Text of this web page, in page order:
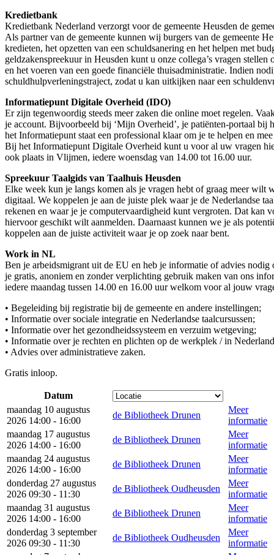
Kredietbank
Kredietbank Nederland verzorgt voor de gemeente Heusden de
Als partner van de gemeente kunnen wij burgers van de gemeente
kredieten, het opzetten van een schuldsanering en het helpen met
geldzakenspreekuur in Heusden kunt u onze collega’s vragen stellen
en het voeren van een goede financiële thuisadministratie. Indien
schuldhulpverleningstraject, zodat u kan uitkijken naar een
Informatiepunt Digitale Overheid (IDO)
Er zijn tegenwoordig steeds meer zaken die online moet regelen.
je account. Bijvoorbeeld bij ‘Mijn Overheid’, je patiënten-portaal bij
het Informatiepunt staat een professional klaar om je te helpen en
Bij het Informatiepunt Digitale Overheid kunt u voor al uw vragen
ook plaats in Vlijmen, iedere woensdag van 14.00 tot 16.00 uur.
Spreekuur Taalgids van Taalhuis Heusden
Elke week kun je langs komen als je vragen hebt of graag meer wilt
digitaal. We koppelen je aan de juiste plek waar je de Nederlandse
rekenen en waar je je computervaardigheid kunt vergroten. Dat kan
hiervoor geschikt wilt aanmelden. Daarnaast kunnen we je als
koppelen aan de juiste activiteit waar je op zoek naar bent.
Work in NL
Ben je arbeidsmigrant uit de EU en heb je informatie of advies
je gratis, anoniem en zonder verplichting gebruik maken van ons
iedere maandag tussen 14.00 en 16.00 uur welkom voor al jouw
• Begeleiding bij registratie bij de gemeente en andere instellingen;
• Informatie over sociale integratie en Nederlandse taalcursussen;
• Informatie over het gezondheidssysteem en verzuim wetgeving;
• Informatie over je rechten en plichten op de werkplek / in
• Advies over administratieve zaken.
Gratis inloop.
Datum
maandag 10 augustus
2026 14:00 - 16:00
de Bibliotheek Drunen
Meer
informatie
maandag 17 augustus
2026 14:00 - 16:00
de Bibliotheek Drunen
Meer
informatie
maandag 24 augustus
2026 14:00 - 16:00
de Bibliotheek Drunen
Meer
informatie
donderdag 27 augustus
2026 09:30 - 11:30
de Bibliotheek Oudheusden
Meer
informatie
maandag 31 augustus
2026 14:00 - 16:00
de Bibliotheek Drunen
Meer
informatie
donderdag 3 september
2026 09:30 - 11:30
de Bibliotheek Oudheusden
Meer
informatie